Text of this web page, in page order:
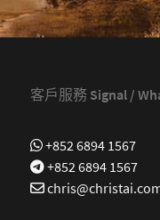
客戶服務 Signal /
+852 6894 1567
+852 6894 1567